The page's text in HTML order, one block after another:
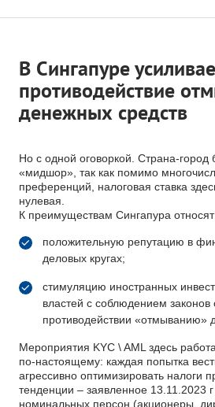
В Сингапуре
противодействие
денежных средств
Но с одной оговоркой. Страна-
«мидшор», так как помимо
преференций, налоговая ставка
нулевая.
К преимуществам Сингапура
положительную репутацию в
деловых кругах;
стимуляцию иностранных
властей с соблюдением законов
противодействии «отмыванию»
Мероприятия KYC \ AML здесь
по-настоящему: каждая попытка
агрессивно оптимизировать налоги
тенденции – заявленное 13.11.2023
номинальных персон (акционеры,